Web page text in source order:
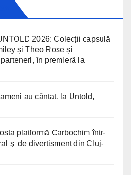
2026: Colecții capsulă
și Theo Rose și
în premieră la
au cântat, la Untold,
platformă Carbochim într-
și de divertisment din Cluj-